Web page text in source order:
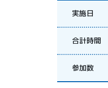
実施日
合計時間
参加数